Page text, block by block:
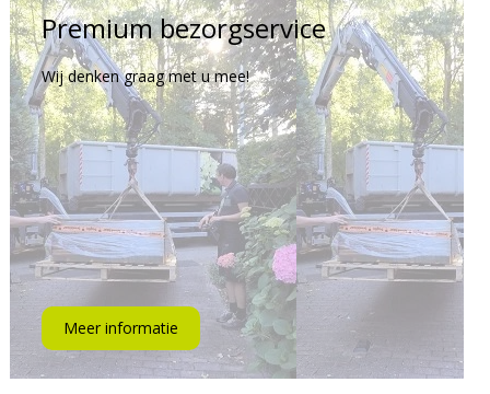
Premium bezorgservice
Wij denken graag met u mee!
Meer informatie